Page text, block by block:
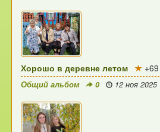
Хорошо в деревне летом +69
Общий альбом 0 12 ноя 2025